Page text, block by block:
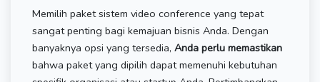
Memilih paket sistem video conference yang tepat
sangat penting bagi kemajuan bisnis Anda. Dengan
banyaknya opsi yang tersedia, Anda perlu memastikan
bahwa paket yang dipilih dapat memenuhi kebutuhan